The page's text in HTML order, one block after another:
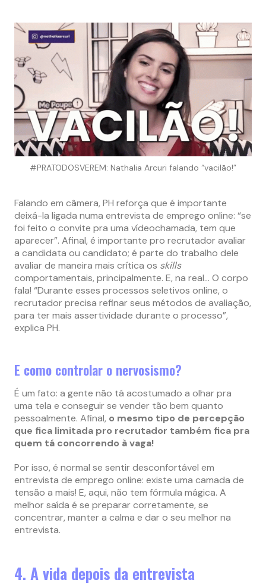
#PRATODOSVEREM: Nathalia Arcuri falando “vacilão!”
Falando em câmera, PH reforça que é importante
deixá-la ligada numa entrevista de emprego online: “se
foi feito o convite pra uma vídeochamada, tem que
aparecer”. Afinal, é importante pro recrutador avaliar
a candidata ou candidato; é parte do trabalho dele
avaliar de maneira mais crítica os skills
comportamentais, principalmente. E, na real… O corpo
fala! “Durante esses processos seletivos online, o
recrutador precisa refinar seus métodos de avaliação,
para ter mais assertividade durante o processo”,
explica PH.
E como controlar o nervosismo?
É um fato: a gente não tá acostumado a olhar pra
uma tela e conseguir se vender tão bem quanto
pessoalmente. Afinal, o mesmo tipo de percepção
que fica limitada pro recrutador também fica pra
quem tá concorrendo à vaga!
Por isso, é normal se sentir desconfortável em
entrevista de emprego online: existe uma camada de
tensão a mais! E, aqui, não tem fórmula mágica. A
melhor saída é se preparar corretamente, se
concentrar, manter a calma e dar o seu melhor na
entrevista.
4. A vida depois da entrevista